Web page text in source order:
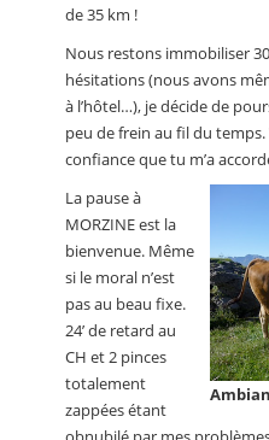
de 35 km !
Nous restons immobiliser
hésitations (nous avons
à l’hôtel…), je décide de
peu de frein au fil du
confiance que tu m’a
La pause à
MORZINE est la
bienvenue. Même
si le moral n’est
pas au beau fixe.
24’ de retard au
CH et 2 pinces
totalement
zappées étant